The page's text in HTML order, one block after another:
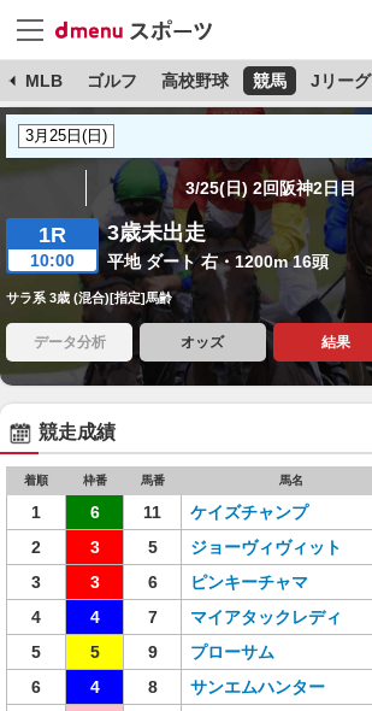
MLB ゴルフ 高校野球 競馬 Jリーグ
3/25(日) 2回阪神2日目
1R
10:00
3歳未出走
平地 ダート 右・1200m 16頭
サラ系 3歳 (混合)[指定]馬齢
データ分析 オッズ 結果
競走成績
着順 枠番 馬番 馬名
1 6 11 ケイズチャンプ
2
3 5 ジョーヴィヴィット
3
3 6 ピンキーチャマ
4
4 7 マイアタックレディ
5
5 9 プローサム
6
4 8 サンエムハンター